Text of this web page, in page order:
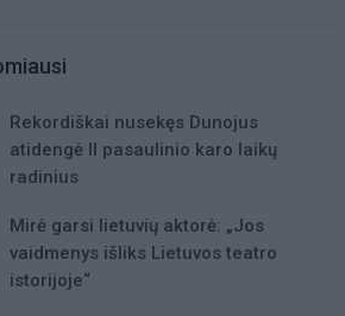
Rekordiškai nusekęs Dunojus
atidengė II pasaulinio karo laikų
radinius
Mirė garsi lietuvių aktorė: „Jos
vaidmenys išliks Lietuvos teatro
istorijoje“